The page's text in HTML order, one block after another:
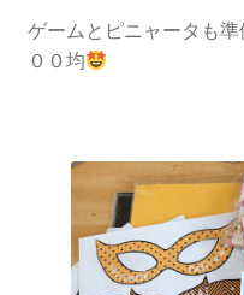
ゲームとピニャータも準
００均